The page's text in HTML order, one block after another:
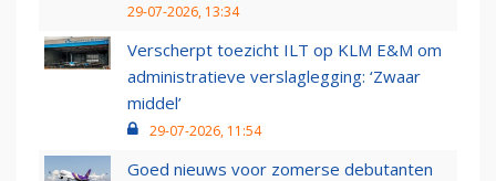
29-07-2026, 13:34
Verscherpt toezicht ILT op KLM E&M om
administratieve verslaglegging: ‘Zwaar
middel’
29-07-2026, 11:54
Goed nieuws voor zomerse debutanten